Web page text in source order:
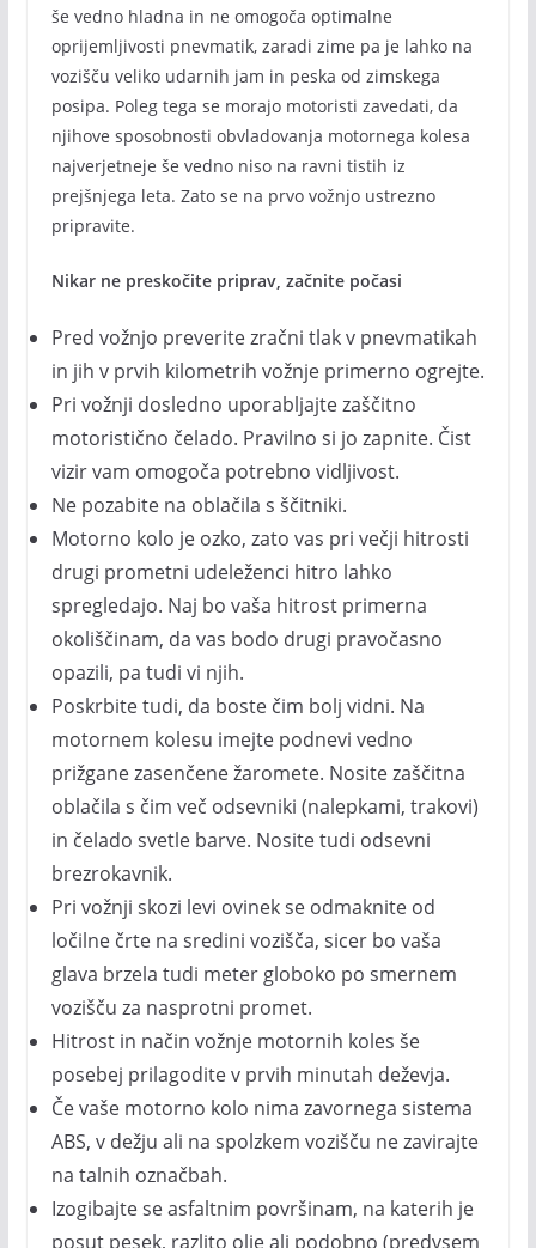
še vedno hladna in ne omogoča optimalne
oprijemljivosti pnevmatik, zaradi zime pa je lahko na
vozišču veliko udarnih jam in peska od zimskega
posipa. Poleg tega se morajo motoristi zavedati, da
njihove sposobnosti obvladovanja motornega kolesa
najverjetneje še vedno niso na ravni tistih iz
prejšnjega leta. Zato se na prvo vožnjo ustrezno
pripravite.
Nikar ne preskočite priprav, začnite počasi
Pred vožnjo preverite zračni tlak v pnevmatikah
in jih v prvih kilometrih vožnje primerno ogrejte.
Pri vožnji dosledno uporabljajte zaščitno
motoristično čelado. Pravilno si jo zapnite. Čist
vizir vam omogoča potrebno vidljivost.
Ne pozabite na oblačila s ščitniki.
Motorno kolo je ozko, zato vas pri večji hitrosti
drugi prometni udeleženci hitro lahko
spregledajo. Naj bo vaša hitrost primerna
okoliščinam, da vas bodo drugi pravočasno
opazili, pa tudi vi njih.
Poskrbite tudi, da boste čim bolj vidni. Na
motornem kolesu imejte podnevi vedno
prižgane zasenčene žaromete. Nosite zaščitna
oblačila s čim več odsevniki (nalepkami, trakovi)
in čelado svetle barve. Nosite tudi odsevni
brezrokavnik.
Pri vožnji skozi levi ovinek se odmaknite od
ločilne črte na sredini vozišča, sicer bo vaša
glava brzela tudi meter globoko po smernem
vozišču za nasprotni promet.
Hitrost in način vožnje motornih koles še
posebej prilagodite v prvih minutah deževja.
Če vaše motorno kolo nima zavornega sistema
ABS, v dežju ali na spolzkem vozišču ne zavirajte
na talnih označbah.
Izogibajte se asfaltnim površinam, na katerih je
posut pesek, razlito olje ali podobno (predvsem